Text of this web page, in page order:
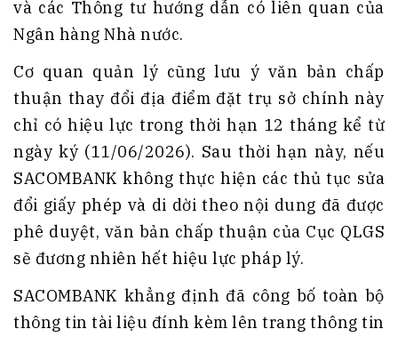
và các Thông tư hướng dẫn có liên quan của
Ngân hàng Nhà nước.
Cơ quan quản lý cũng lưu ý văn bản chấp
thuận thay đổi địa điểm đặt trụ sở chính này
chỉ có hiệu lực trong thời hạn 12 tháng kể từ
ngày ký (11/06/2026). Sau thời hạn này, nếu
SACOMBANK không thực hiện các thủ tục sửa
đổi giấy phép và di dời theo nội dung đã được
phê duyệt, văn bản chấp thuận của Cục QLGS
sẽ đương nhiên hết hiệu lực pháp lý.
SACOMBANK khẳng định đã công bố toàn bộ
thông tin tài liệu đính kèm lên trang thông tin